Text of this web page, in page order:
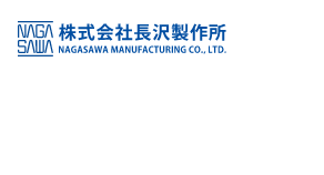
KSS加盟店・取扱店情報
店舗一覧